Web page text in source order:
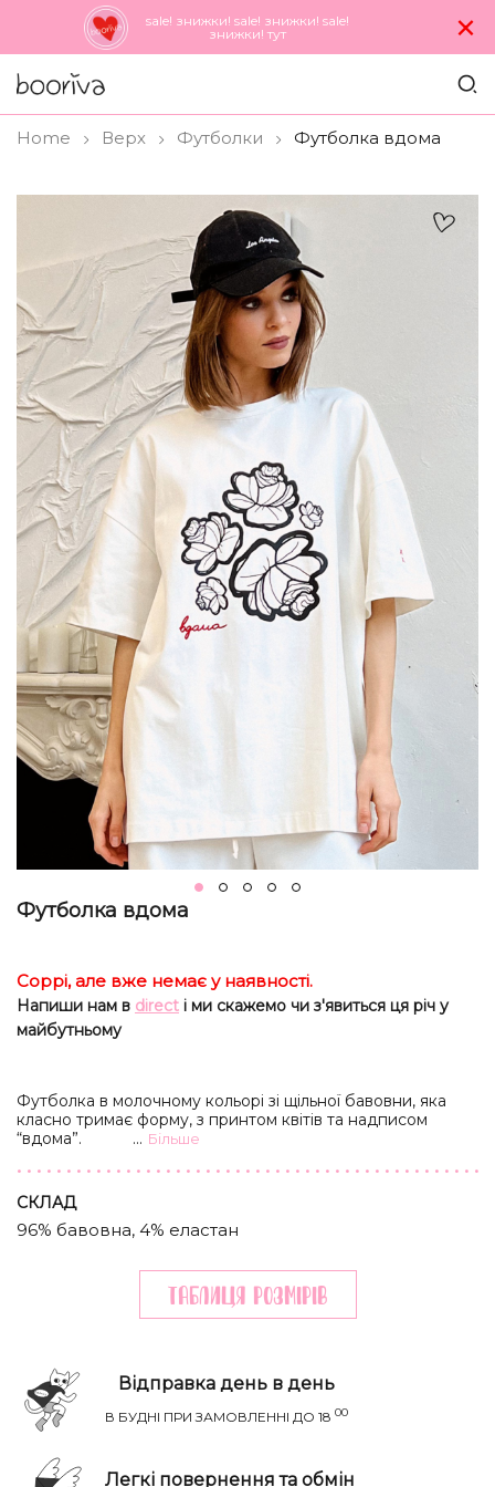
sale! знижки! sale! знижки! sale!
знижки! тут
×
Home Верх Футболки Футболка вдома
Футболка вдома
Соррі, але вже немає у наявності.
Напиши нам в direct і ми скажемо чи з'явиться ця річ у
майбутньому
Футболка в молочному кольорі зі щільної бавовни, яка
класно тримає форму, з принтом квітів та надписом
“вдома”.
... Бiльше
CКЛАД
96% бавовна, 4% еластан
Таблиця розмiрiв
Відправка день в день
В БУДНІ ПРИ ЗАМОВЛЕННІ ДО 18 00
Легкі повернення та обмін